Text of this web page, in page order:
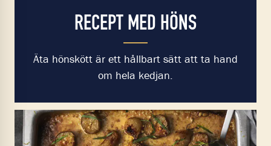
RECEPT MED HÖNS
Äta hönskött är ett hållbart sätt att ta hand
om hela kedjan.